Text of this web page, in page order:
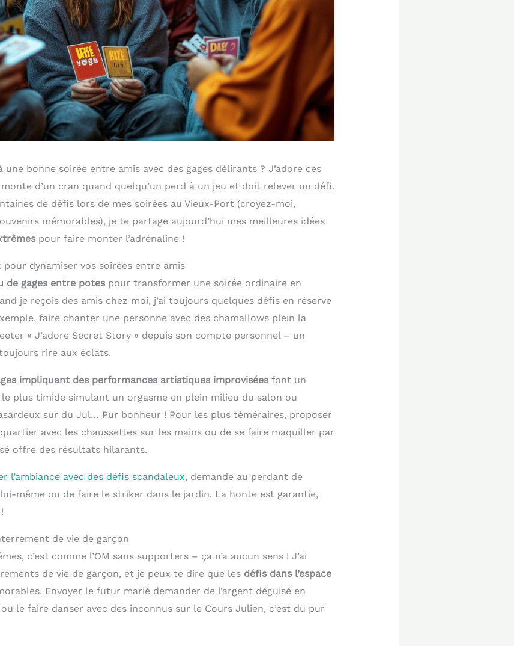
une bonne soirée entre amis avec des gages délirants ? J’adore ces
d’un cran quand quelqu’un perd à un jeu et doit relever un défi.
de défis lors de mes soirées au Vieux-Port (croyez-moi,
mémorables), je te partage aujourd’hui mes meilleures idées
pour faire monter l’adrénaline !
pour dynamiser vos soirées entre amis
de gages entre potespour transformer une soirée ordinaire en
je reçois des amis chez moi, j’ai toujours quelques défis en réserve
faire chanter une personne avec des chamallows plein la
« J’adore Secret Story » depuis son compte personnel – un
rire aux éclats.
impliquant des performances artistiques improviséesfont un
plus timide simulant un orgasme en plein milieu du salon ou
sur du Jul… Pur bonheur ! Pour les plus téméraires, proposer
avec les chaussettes sur les mains ou de se faire maquiller par
offre des résultats hilarants.
l’ambiance avec des défis scandaleux, demande au perdant de
même ou de faire le striker dans le jardin. La honte est garantie,
de vie de garçon
c’est comme l’OM sans supporters – ça n’a aucun sens ! J’ai
de vie de garçon, et je peux te dire que les défis dans l’espace
Envoyer le futur marié demander de l’argent déguisé en
le faire danser avec des inconnus sur le Cours Julien, c’est du pur